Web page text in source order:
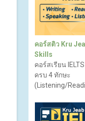
คอร์สติว Kru
Skills
คอร์สเรียน
ครบ 4 ทักษะ
(Listening/